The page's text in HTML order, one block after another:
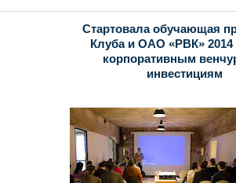
Стартовала обучающая
Клуба и ОАО «РВК» 2014
корпоративным
инвестициям